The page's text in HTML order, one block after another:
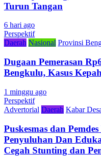
Turun Tangan
6 hari ago
Perspektif
Daerah Nasional Provinsi
Dugaan Pemerasan
Bengkulu, Kasus
1 minggu ago
Perspektif
Advertorial Daerah Kabar
Puskesmas dan
Penyuluhan Dan
Cegah Stunting dan